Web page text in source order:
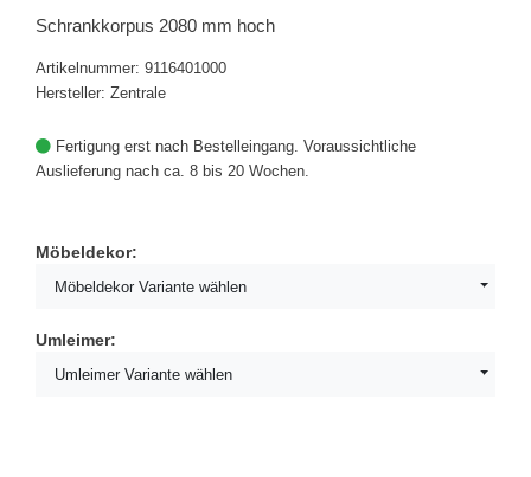
Schrankkorpus 2080 mm hoch
Artikelnummer: 9116401000
Hersteller: Zentrale
Fertigung erst nach Bestelleingang. Voraussichtliche
Auslieferung nach ca. 8 bis 20 Wochen.
Möbeldekor:
Möbeldekor Variante wählen
Umleimer:
Umleimer Variante wählen